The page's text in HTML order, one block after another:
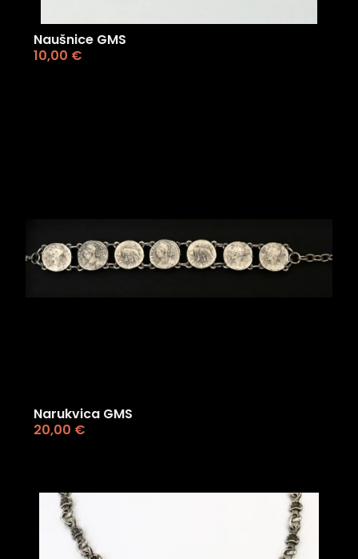
Naušnice GMS
10,00 €
Narukvica GMS
20,00 €